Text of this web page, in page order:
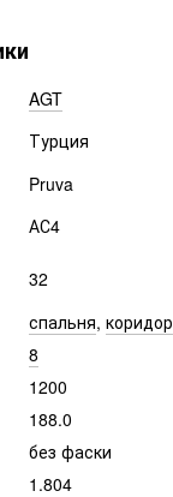
AGT
Турция
Pruva
АС4
32
спальня, коридор
8
1200
188.0
без фаски
1.804